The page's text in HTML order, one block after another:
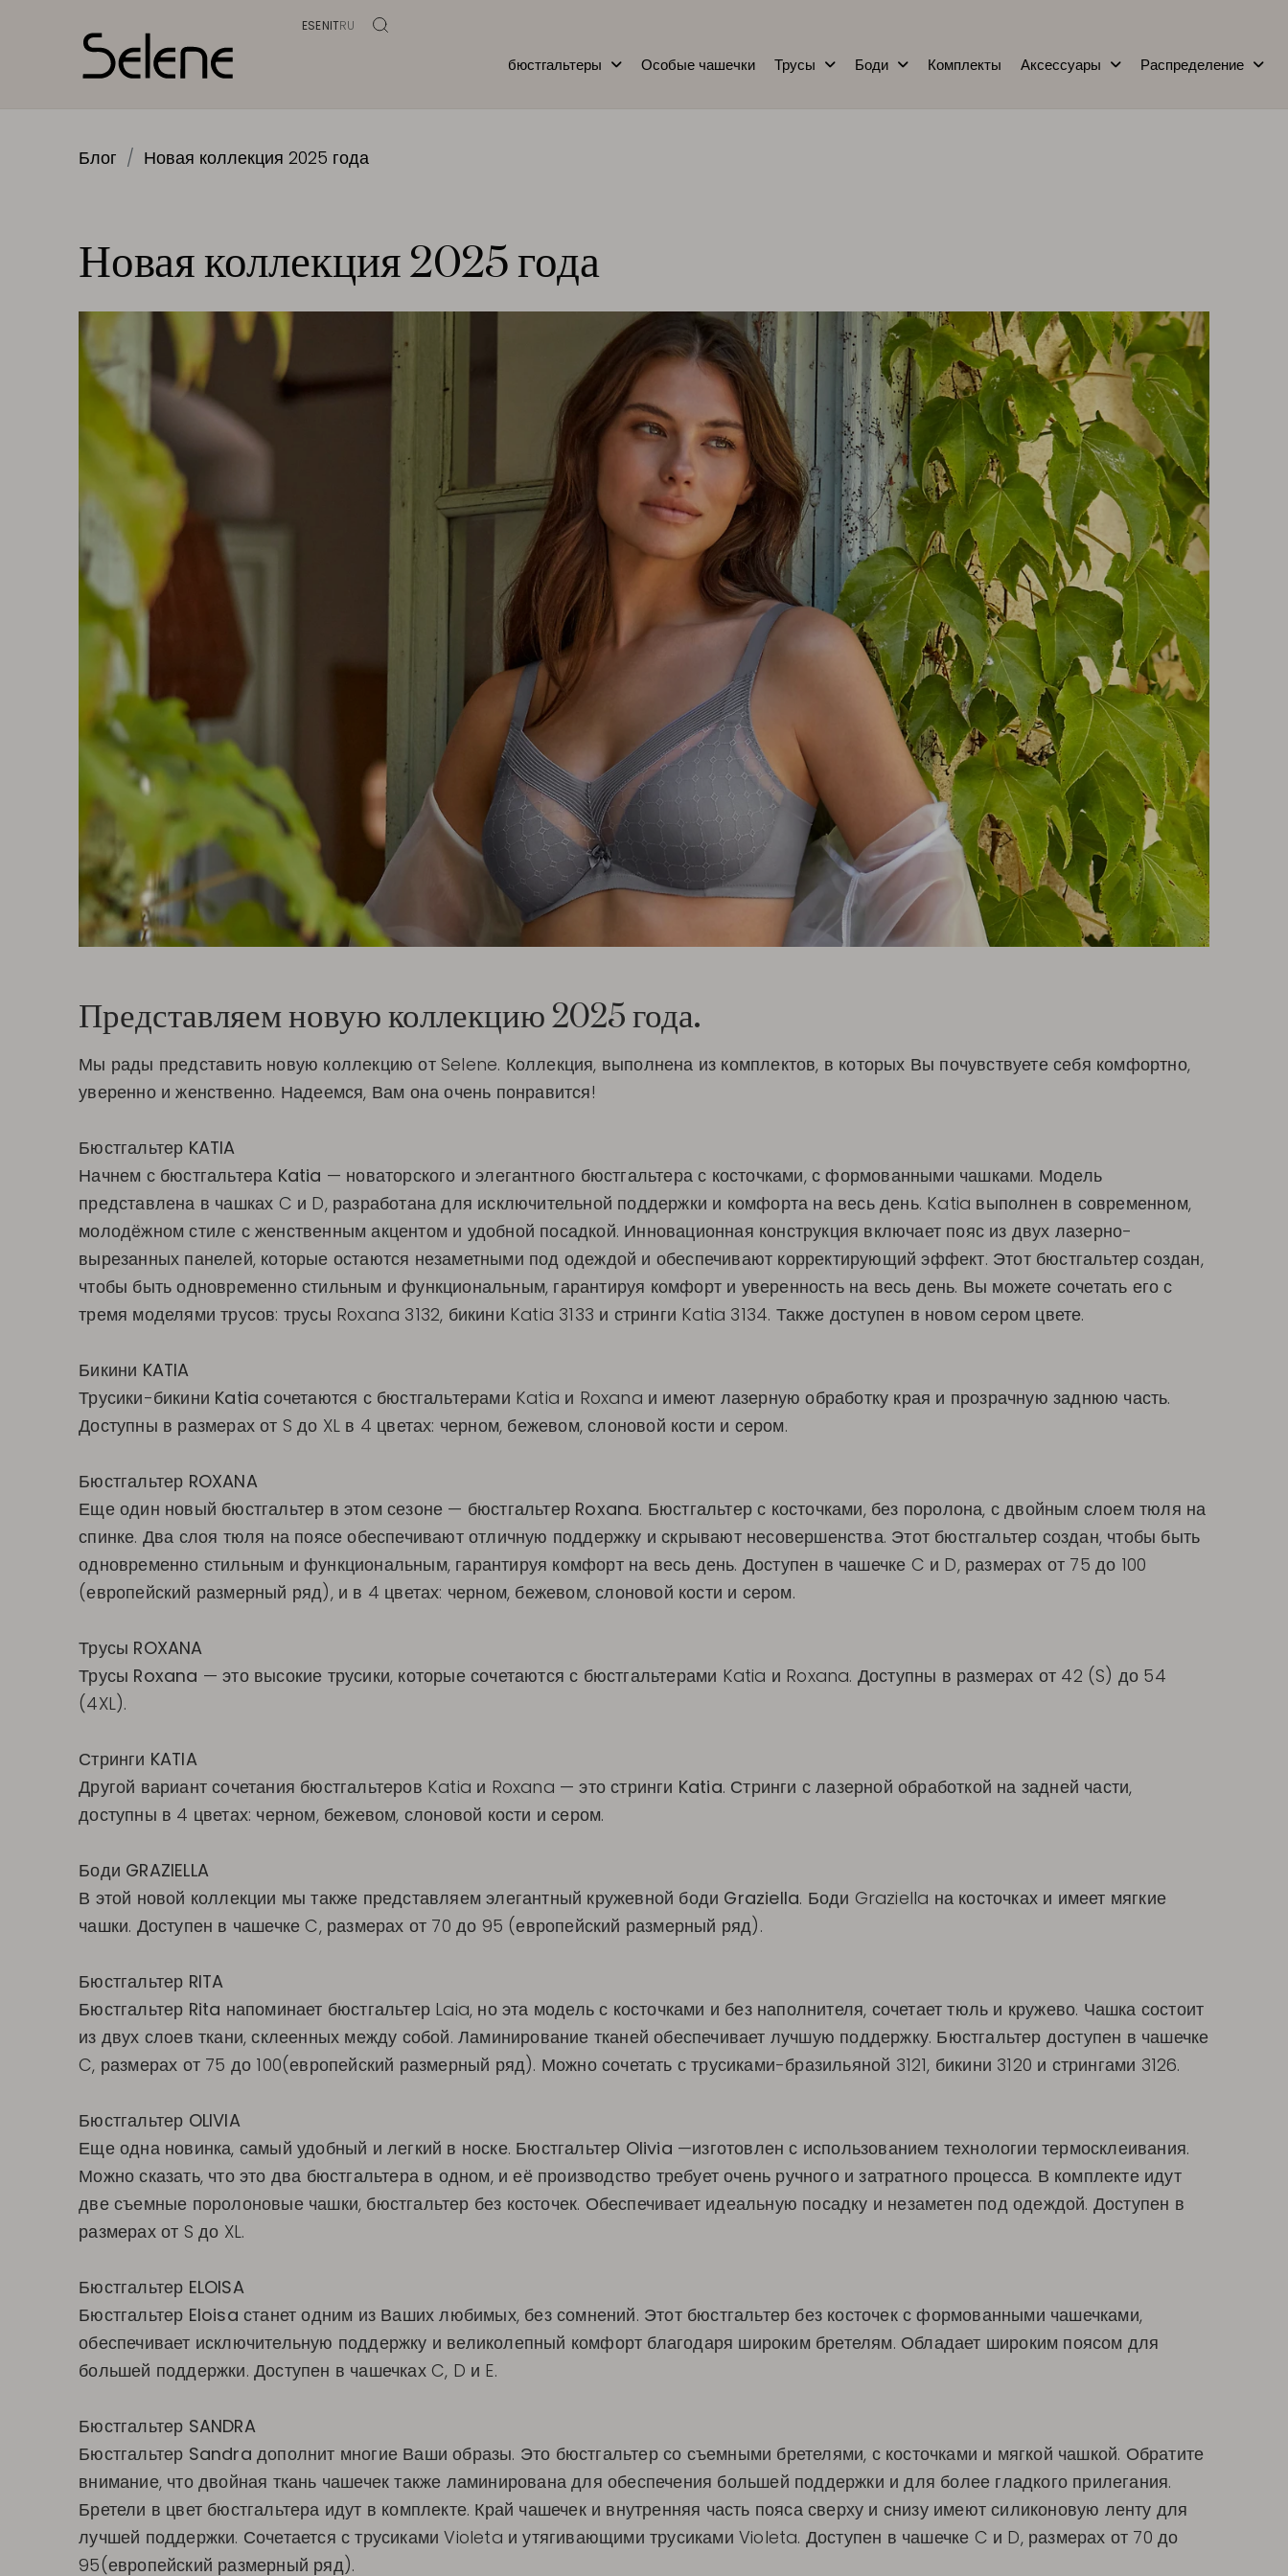
ESENITRU
бюстгальтеры Особые чашечки Трусы Боди Комплекты Аксессуары Распределение
Блог Новая коллекция 2025 года
Новая коллекция 2025 года
Представляем новую коллекцию 2025 года.
Мы рады представить новую коллекцию от Selene. Коллекция, выполнена из комплектов, в которых Вы почувствуете себя комфортно,
уверенно и женственно. Надеемся, Вам она очень понравится!
Бюстгальтер KATIA
Начнем с бюстгальтера Katia — новаторского и элегантного бюстгальтера с косточками, с формованными чашками. Модель
представлена в чашках C и D, разработана для исключительной поддержки и комфорта на весь день. Katia выполнен в современном,
молодёжном стиле с женственным акцентом и удобной посадкой. Инновационная конструкция включает пояс из двух лазерно-
вырезанных панелей, которые остаются незаметными под одеждой и обеспечивают корректирующий эффект. Этот бюстгальтер создан,
чтобы быть одновременно стильным и функциональным, гарантируя комфорт и уверенность на весь день. Вы можете сочетать его с
тремя моделями трусов: трусы Roxana 3132, бикини Katia 3133 и стринги Katia 3134. Также доступен в новом сером цвете.
Бикини KATIA
Трусики-бикини Katia сочетаются с бюстгальтерами Katia и Roxana и имеют лазерную обработку края и прозрачную заднюю часть.
Доступны в размерах от S до XL в 4 цветах: черном, бежевом, слоновой кости и сером.
Бюстгальтер ROXANA
Еще один новый бюстгальтер в этом сезоне — бюстгальтер Roxana. Бюстгальтер с косточками, без поролона, с двойным слоем тюля на
спинке. Два слоя тюля на поясе обеспечивают отличную поддержку и скрывают несовершенства. Этот бюстгальтер создан, чтобы быть
одновременно стильным и функциональным, гарантируя комфорт на весь день. Доступен в чашечке C и D, размерах от 75 до 100
(европейский размерный ряд), и в 4 цветах: черном, бежевом, слоновой кости и сером.
Трусы ROXANA
Трусы Roxana — это высокие трусики, которые сочетаются с бюстгальтерами Katia и Roxana. Доступны в размерах от 42 (S) до 54
(4XL).
Стринги KATIA
Другой вариант сочетания бюстгальтеров Katia и Roxana — это стринги Katia. Стринги с лазерной обработкой на задней части,
доступны в 4 цветах: черном, бежевом, слоновой кости и сером.
Боди GRAZIELLA
В этой новой коллекции мы также представляем элегантный кружевной боди Graziella. Боди Graziella на косточках и имеет мягкие
чашки. Доступен в чашечке C, размерах от 70 до 95 (европейский размерный ряд).
Бюстгальтер RITA
Бюстгальтер Rita напоминает бюстгальтер Laia, но эта модель с косточками и без наполнителя, сочетает тюль и кружево. Чашка состоит
из двух слоев ткани, склеенных между собой. Ламинирование тканей обеспечивает лучшую поддержку. Бюстгальтер доступен в чашечке
C, размерах от 75 до 100(европейский размерный ряд). Можно сочетать с трусиками-бразильяной 3121, бикини 3120 и стрингами 3126.
Бюстгальтер OLIVIA
Еще одна новинка, самый удобный и легкий в носке. Бюстгальтер Olivia —изготовлен с использованием технологии термосклеивания.
Можно сказать, что это два бюстгальтера в одном, и её производство требует очень ручного и затратного процесса. В комплекте идут
две съемные поролоновые чашки, бюстгальтер без косточек. Обеспечивает идеальную посадку и незаметен под одеждой. Доступен в
размерах от S до XL.
Бюстгальтер ELOISA
Бюстгальтер Eloisa станет одним из Ваших любимых, без сомнений. Этот бюстгальтер без косточек с формованными чашечками,
обеспечивает исключительную поддержку и великолепный комфорт благодаря широким бретелям. Обладает широким поясом для
большей поддержки. Доступен в чашечках C, D и E.
Бюстгальтер SANDRA
Бюстгальтер Sandra дополнит многие Ваши образы. Это бюстгальтер со съемными бретелями, с косточками и мягкой чашкой. Обратите
внимание, что двойная ткань чашечек также ламинирована для обеспечения большей поддержки и для более гладкого прилегания.
Бретели в цвет бюстгальтера идут в комплекте. Край чашечек и внутренняя часть пояса сверху и снизу имеют силиконовую ленту для
лучшей поддержки. Сочетается с трусиками Violeta и утягивающими трусиками Violeta. Доступен в чашечке C и D, размерах от 70 до
95(европейский размерный ряд).